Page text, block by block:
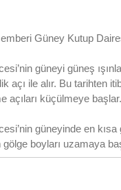
Güney Kutup
güneyi güneş
açı ile alır. Bu tarihten
açıları küçülmeye başlar.
güneyinde en kısa
boyları uzamaya